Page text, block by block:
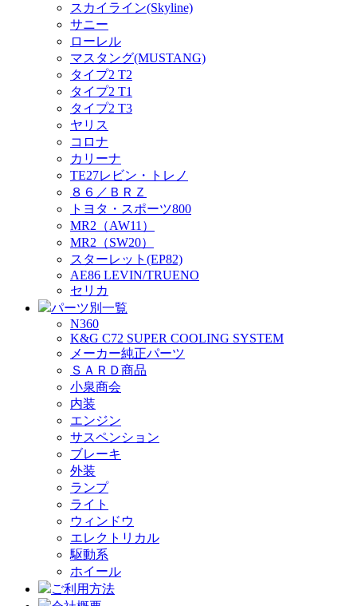
スカイライン(Skyline)
サニー
ローレル
マスタング(MUSTANG)
タイプ2 T2
タイプ2 T1
タイプ2 T3
ヤリス
コロナ
カリーナ
TE27レビン・トレノ
８６／ＢＲＺ
トヨタ・スポーツ800
MR2（AW11）
MR2（SW20）
スターレット(EP82)
AE86 LEVIN/TRUENO
セリカ
パーツ別一覧
N360
K&G C72 SUPER COOLING SYSTEM
メーカー純正パーツ
ＳＡＲＤ商品
小泉商会
内装
エンジン
サスペンション
ブレーキ
外装
ランプ
ライト
ウィンドウ
エレクトリカル
駆動系
ホイール
ご利用方法